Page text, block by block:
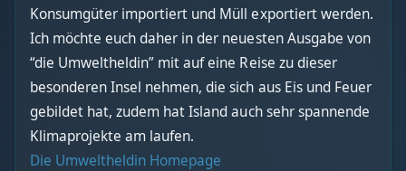
Konsumgüter importiert und Müll exportiert werden.
Ich möchte euch daher in der neuesten Ausgabe von
“die Umweltheldin” mit auf eine Reise zu dieser
besonderen Insel nehmen, die sich aus Eis und Feuer
gebildet hat, zudem hat Island auch sehr spannende
Klimaprojekte am laufen.
Die Umweltheldin Homepage